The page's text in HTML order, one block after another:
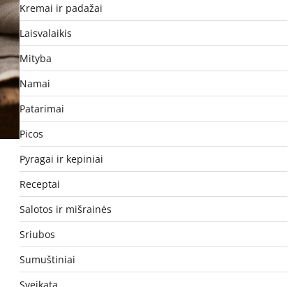
Kremai ir padažai
Laisvalaikis
Mityba
Namai
Patarimai
Picos
Pyragai ir kepiniai
Receptai
Salotos ir mišrainės
Sriubos
Sumuštiniai